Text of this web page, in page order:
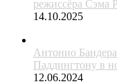
режиссёра Сэма
14.10.2025
Антонио
Паддингтону в
12.06.2024